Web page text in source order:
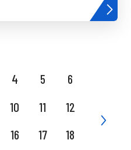
4 5
6
10 11
12
16 17
18